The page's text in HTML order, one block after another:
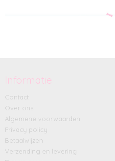
Informatie
Contact
Over ons
Algemene voorwaarden
Privacy policy
Betaalwijzen
Verzending en levering